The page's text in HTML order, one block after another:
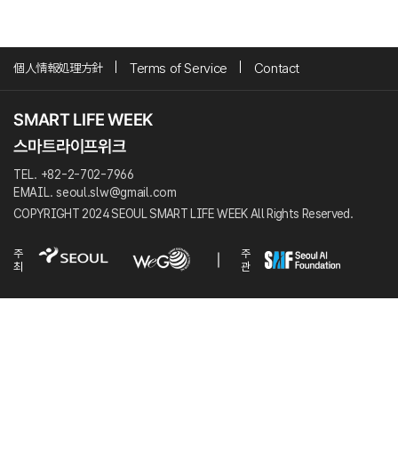
個人情報処理方針 Terms of Service Contact
TEL. +82-2-702-7966
EMAIL. seoul.slw@gmail.com
COPYRIGHT 2024 SEOUL SMART LIFE WEEK All Rights Reserved.
주
최
주
관